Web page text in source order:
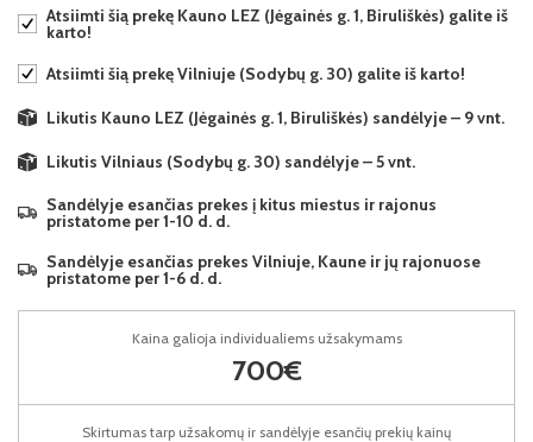
Atsiimti šią prekę Kauno LEZ (Jėgainės g. 1, Biruliškės) galite iš
karto!
Atsiimti šią prekę Vilniuje (Sodybų g. 30) galite iš karto!
Likutis Kauno LEZ (Jėgainės g. 1, Biruliškės) sandėlyje – 9 vnt.
Likutis Vilniaus (Sodybų g. 30) sandėlyje – 5 vnt.
Sandėlyje esančias prekes į kitus miestus ir rajonus
pristatome per 1-10 d. d.
Sandėlyje esančias prekes Vilniuje, Kaune ir jų rajonuose
pristatome per 1-6 d. d.
Kaina galioja individualiems užsakymams
700€
Skirtumas tarp užsakomų ir sandėlyje esančių prekių kainų